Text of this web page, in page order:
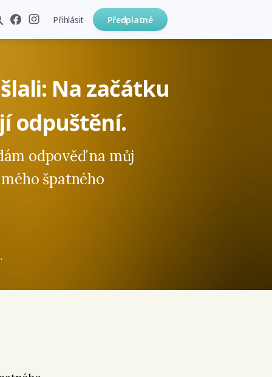
Přihlásit Předplatné
Na začátku
odpuštění.
odpověď na můj
špatného